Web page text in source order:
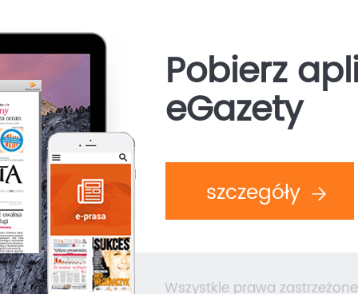
Pobierz
eGazety
szczegóły
Wszystkie prawa